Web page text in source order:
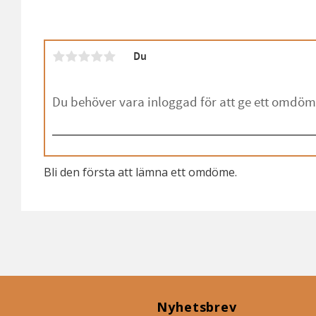
Du
Bli den första att lämna ett omdöme.
Nyhetsbrev